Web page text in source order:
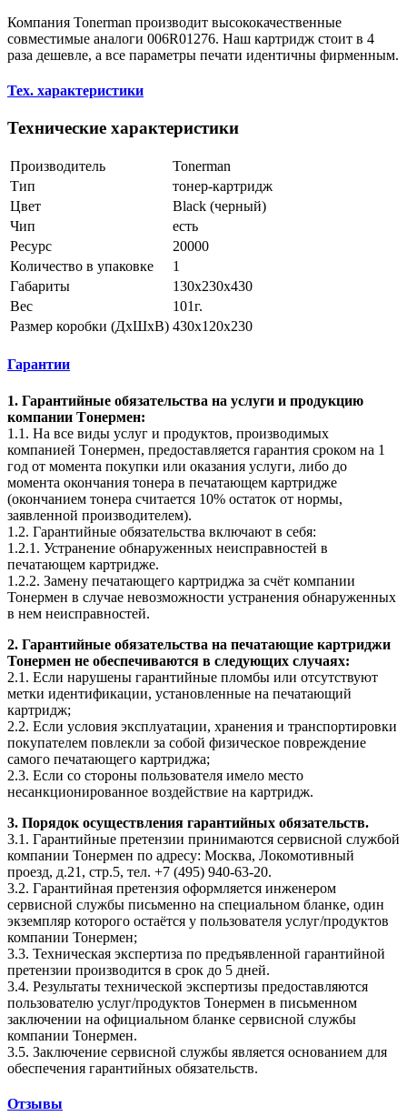
Компания Tonerman производит высококачественные
совместимые аналоги 006R01276. Наш картридж стоит в 4
раза дешевле, а все параметры печати идентичны фирменным.
Тех. характеристики
Технические характеристики
Производитель
Tonerman
Тип
тонер-картридж
Цвет
Black (черный)
Чип
есть
Ресурс
20000
Количество в упаковке
1
Габариты
130x230x430
Вес
101г.
Размер коробки (ДхШхВ) 430х120х230
Гарантии
1. Гарантийные обязательства на услуги и продукцию
компании Tонермен:
1.1. На все виды услуг и продуктов, производимых
компанией Tонермен, предоставляется гарантия сроком на 1
год от момента покупки или оказания услуги, либо до
момента окончания тонера в печатающем картридже
(окончанием тонера считается 10% остаток от нормы,
заявленной производителем).
1.2. Гарантийные обязательства включают в себя:
1.2.1. Устранение обнаруженных неисправностей в
печатающем картридже.
1.2.2. Замену печатающего картриджа за счёт компании
Тонермен в случае невозможности устранения обнаруженных
в нем неисправностей.
2. Гарантийные обязательства на печатающие картриджи
Тонермен не обеспечиваются в следующих случаях:
2.1. Если нарушены гарантийные пломбы или отсутствуют
метки идентификации, установленные на печатающий
картридж;
2.2. Если условия эксплуатации, хранения и транспортировки
покупателем повлекли за собой физическое повреждение
самого печатающего картриджа;
2.3. Если со стороны пользователя имело место
несанкционированное воздействие на картридж.
3. Порядок осуществления гарантийных обязательств.
3.1. Гарантийные претензии принимаются сервисной службой
компании Тонермен по адресу: Москва, Локомотивный
проезд, д.21, стр.5, тел. +7 (495) 940-63-20.
3.2. Гарантийная претензия оформляется инженером
сервисной службы письменно на специальном бланке, один
экземпляр которого остаётся у пользователя услуг/продуктов
компании Тонермен;
3.3. Техническая экспертиза по предъявленной гарантийной
претензии производится в срок до 5 дней.
3.4. Результаты технической экспертизы предоставляются
пользователю услуг/продуктов Тонермен в письменном
заключении на официальном бланке сервисной службы
компании Тонермен.
3.5. Заключение сервисной службы является основанием для
обеспечения гарантийных обязательств.
Отзывы